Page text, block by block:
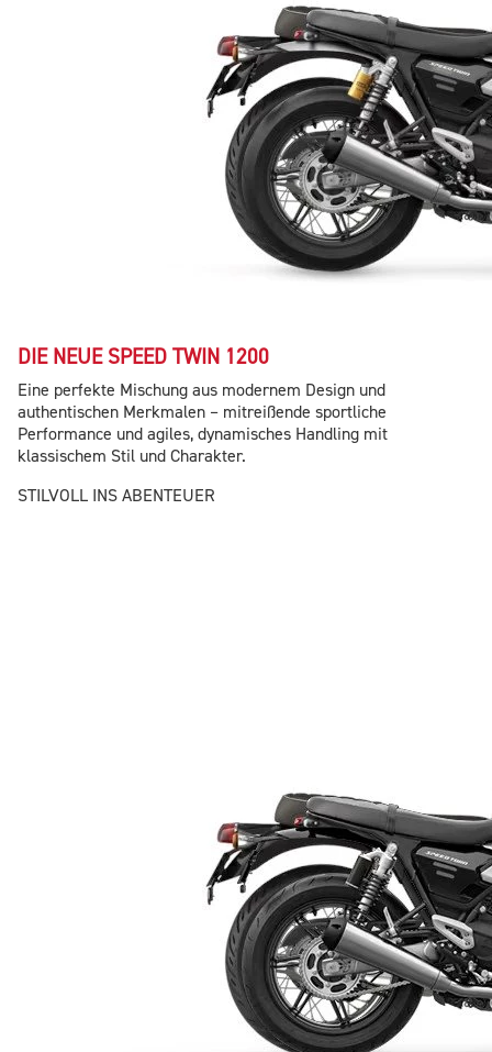
DIE NEUE SPEED TWIN 1200
Eine perfekte Mischung aus modernem Design und
authentischen Merkmalen – mitreißende sportliche
Performance und agiles, dynamisches Handling mit
klassischem Stil und Charakter.
STILVOLL INS ABENTEUER